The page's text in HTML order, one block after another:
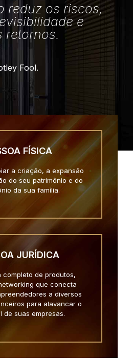
reduz os riscos,
e
retornos.
Fool.
FÍSICA
a criação, a expansão
do seu patrimônio e do
da sua família.
JURÍDICA
completo de produtos,
que conecta
a diversos
para alavancar o
de suas empresas.